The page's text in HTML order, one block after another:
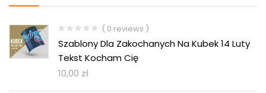
( 0 reviews )
Szablony Dla Zakochanych Na Kubek 14 Luty
Tekst Kocham Cię
10,00 zł